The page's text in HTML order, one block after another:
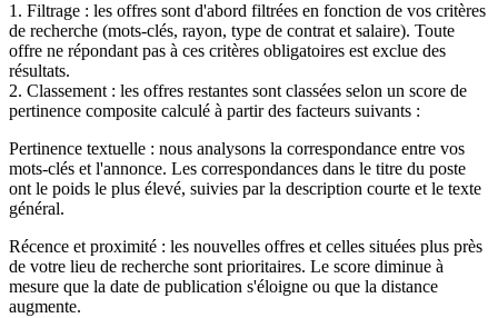
1. Filtrage : les offres sont d'abord filtrées en fonction de vos critères
de recherche (mots-clés, rayon, type de contrat et salaire). Toute
offre ne répondant pas à ces critères obligatoires est exclue des
résultats.
2. Classement : les offres restantes sont classées selon un score de
pertinence composite calculé à partir des facteurs suivants :
Pertinence textuelle : nous analysons la correspondance entre vos
mots-clés et l'annonce. Les correspondances dans le titre du poste
ont le poids le plus élevé, suivies par la description courte et le texte
général.
Récence et proximité : les nouvelles offres et celles situées plus près
de votre lieu de recherche sont prioritaires. Le score diminue à
mesure que la date de publication s'éloigne ou que la distance
augmente.